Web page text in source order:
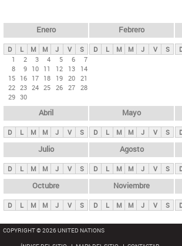
ds
p
n
i
p
a
l
s
Enero
D L M M J V
S
1
2 3 4 5 6
7
8
9 10 11 12 13
14
15 16 17 18 19 20 21
22 23 24 25 26 27 28
29 30
Febrero
D L M M J V S
Abril
D L M M J V S
Mayo
D L M M J V S
Julio
D L M M J V S
Agosto
D L M M J V S
Octubre
D L M M J V S
Noviembre
D L M M J V S
COPYRIGHT © 2026 UNITED NATIONS